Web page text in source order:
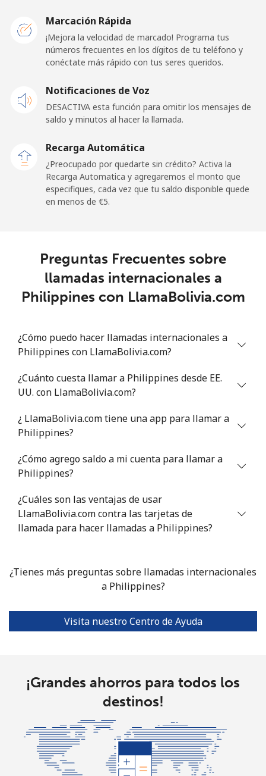
Papua New Guinea
Línea fija ⁦120.5¢⁩ 8 min por ⁦€10⁩ -
Paraguay
Línea fija ⁦3.9¢⁩
⁦6.5¢⁩ 153 min por ⁦€10⁩ ⁦7¢⁩
Peru
Celular ⁦1.5¢⁩ 665 min por ⁦€10⁩
Philippines
Celular ⁦12.5¢⁩ 80 min por ⁦€10⁩
Poland
Línea fija ⁦1.5¢⁩ 665 min por ⁦€10⁩
Portugal
Línea fija ⁦1.5¢⁩ 665 min por ⁦€10⁩
Puerto Rico
country
Marcación Rápida
¡Mejora la velocidad de marcado! Programa tus
números frecuentes en los dígitos de tu teléfono y
conéctate más rápido con tus seres queridos.
Notificaciones de Voz
DESACTIVA esta función para omitir los mensajes de
saldo y minutos al hacer la llamada.
Recarga Automática
¿Preocupado por quedarte sin crédito? Activa la
Recarga Automatica y agregaremos el monto que
especifiques, cada vez que tu saldo disponible quede
en menos de ⁦€5⁩.
Preguntas Frecuentes sobre
llamadas internacionales a
Philippines con LlamaBolivia.com
¿Cómo puedo hacer llamadas internacionales a
Philippines con LlamaBolivia.com?
¿Cuánto cuesta llamar a Philippines desde EE.
UU. con LlamaBolivia.com?
¿ LlamaBolivia.com tiene una app para llamar a
Philippines?
¿Cómo agrego saldo a mi cuenta para llamar a
Philippines?
¿Cuáles son las ventajas de usar
LlamaBolivia.com contra las tarjetas de
llamada para hacer llamadas a Philippines?
¿Tienes más preguntas sobre llamadas internacionales
a Philippines?
Visita nuestro Centro de Ayuda
¡Grandes ahorros para todos los
destinos!